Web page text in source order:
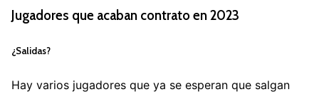
Jugadores que acaban contrato en 2023
¿Salidas?
Hay varios jugadores que ya se esperan que salgan